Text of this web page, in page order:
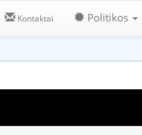
Kontaktai Politikos